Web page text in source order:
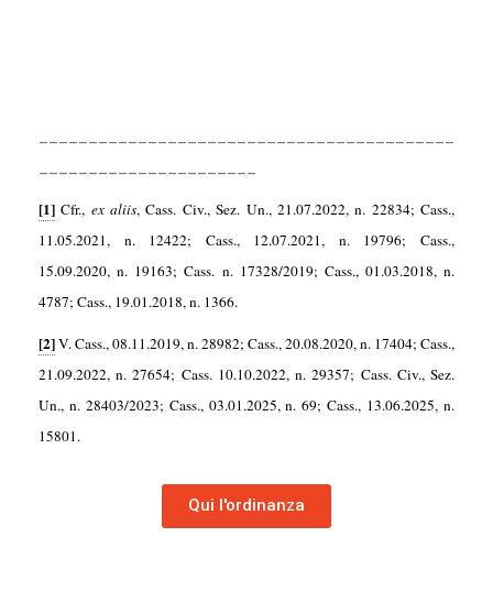
[1] Cfr., ex aliis, Cass. Civ., Sez. Un., 21.07.2022, n. 22834; Cass.,
11.05.2021, n. 12422; Cass., 12.07.2021, n. 19796; Cass.,
15.09.2020, n. 19163; Cass. n. 17328/2019; Cass., 01.03.2018, n.
4787; Cass., 19.01.2018, n. 1366.
[2]V. Cass., 08.11.2019, n. 28982; Cass., 20.08.2020, n. 17404; Cass.,
21.09.2022, n. 27654; Cass. 10.10.2022, n. 29357; Cass. Civ., Sez.
Un., n. 28403/2023; Cass., 03.01.2025, n. 69; Cass., 13.06.2025, n.
15801.
Qui l'ordinanza